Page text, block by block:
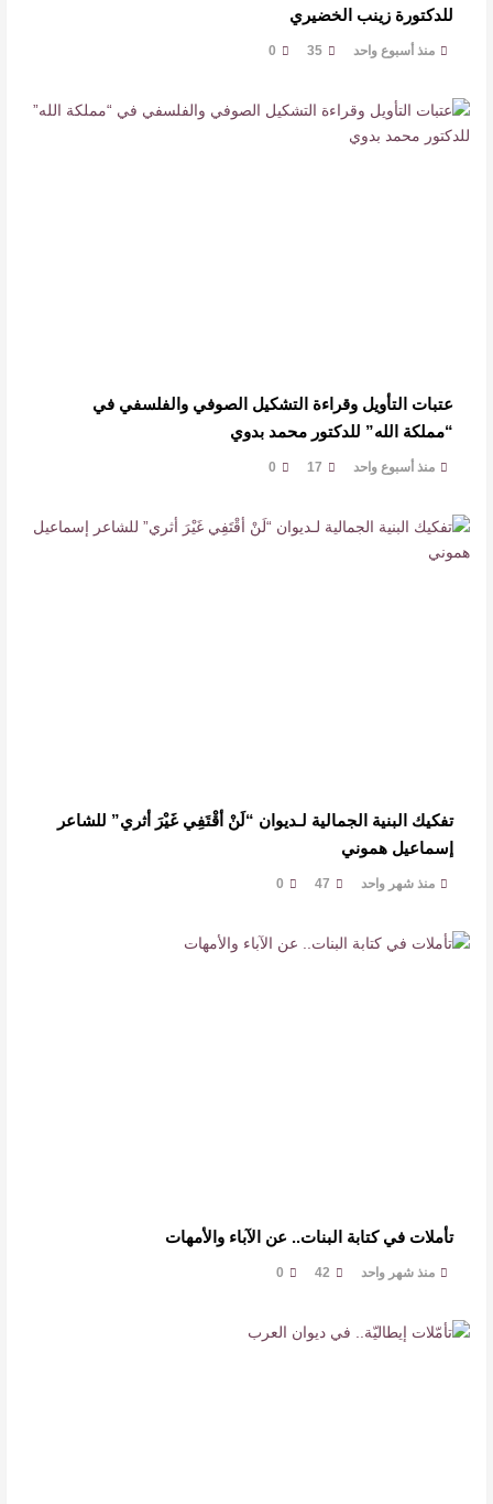
للدكتورة زينب الخضيري
منذ أسبوع واحد 35
0
عتبات التأويل وقراءة التشكيل الصوفي والفلسفي في
“مملكة الله” للدكتور محمد بدوي
منذ أسبوع واحد 17
0
تفكيك البنية الجمالية لـديوان “لَنْ أقْتَفِي غَيْرَ أثري” للشاعر
إسماعيل هموني
منذ شهر واحد 47
0
تأملات في كتابة البنات.. عن الآباء والأمهات
منذ شهر واحد 42
0